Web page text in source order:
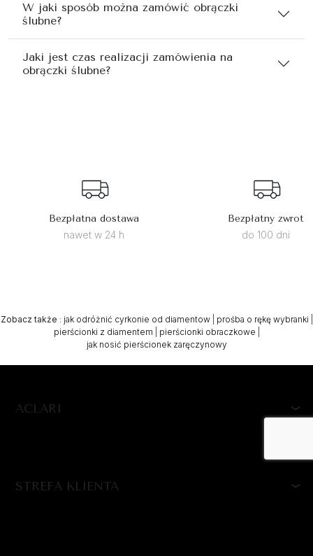
W jaki sposób można zamówić obrączki
ślubne?
Jaki jest czas realizacji zamówienia na
obrączki ślubne?
Bezpłatna dostawa
nawet w 24 h
Bezpłatny zwrot
do 100 dni
Zobacz także : jak odróżnić cyrkonie od diamentow| prośba o rękę wybranki
pierścionki z diamentem
pierścionki obraczkowe
jak nosić pierścionek zaręczynowy
ACLARI
STREFA KLIENTA